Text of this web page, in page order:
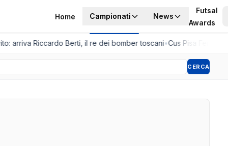
Home Campionati News
Futsal
Awards
arriva Riccardo Berti, il re dei bomber toscani•Cus Pisa
CERCA